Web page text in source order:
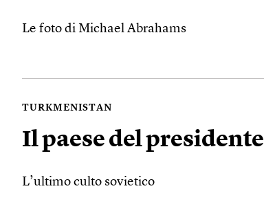
Le foto di Michael Abrahams
TURKMENISTAN
Il paese del presidente
L’ultimo culto sovietico